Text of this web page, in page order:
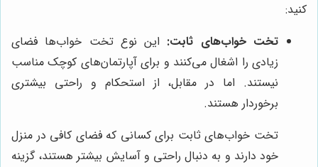
کنید:
تخت خواب‌های ثابت: این نوع تخت خواب‌ها فضای
زیادی را اشغال می‌کنند و برای آپارتمان‌های کوچک مناسب
نیستند. اما در مقابل، از استحکام و راحتی بیشتری
برخوردار هستند.
تخت خواب‌های ثابت برای کسانی که فضای کافی در منزل
خود دارند و به دنبال راحتی و آسایش بیشتر هستند، گزینه